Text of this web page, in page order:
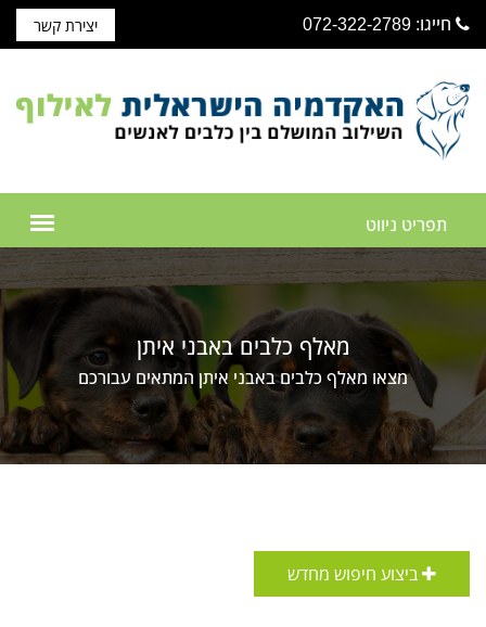
חייגו: 072-322-2789 יצירת קשר
מאלף כלבים באבני איתן
מצאו מאלף כלבים באבני איתן המתאים עבורכם
ביצוע חיפוש מחדש